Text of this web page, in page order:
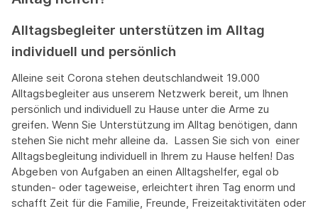
Alltagsbegleiter unterstützen im Alltag
individuell und persönlich
Alleine seit Corona stehen deutschlandweit 19.000
Alltagsbegleiter aus unserem Netzwerk bereit, um Ihnen
persönlich und individuell zu Hause unter die Arme zu
greifen. Wenn Sie Unterstützung im Alltag benötigen, dann
stehen Sie nicht mehr alleine da. Lassen Sie sich von einer
Alltagsbegleitung individuell in Ihrem zu Hause helfen! Das
Abgeben von Aufgaben an einen Alltagshelfer, egal ob
stunden- oder tageweise, erleichtert ihren Tag enorm und
schafft Zeit für die Familie, Freunde, Freizeitaktivitäten oder